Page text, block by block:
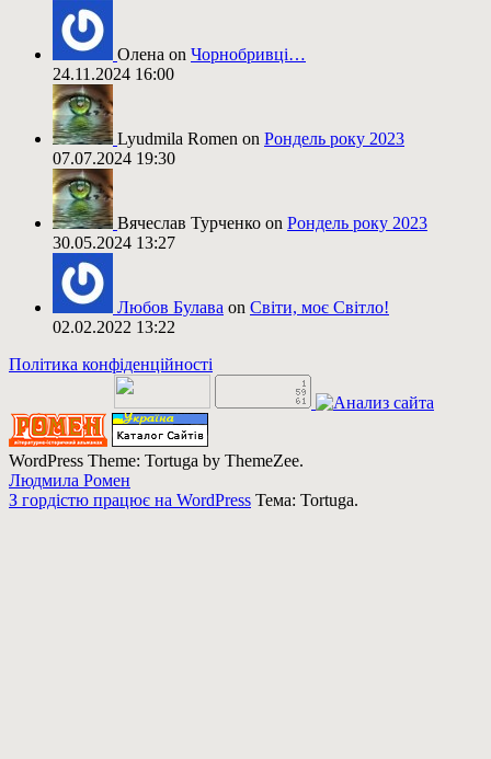
Олена on Чорнобривці…
24.11.2024 16:00
Lyudmila Romen on Рондель року 2023
07.07.2024 19:30
Вячеслав Турченко on Рондель року 2023
30.05.2024 13:27
Любов Булава on Світи, моє Світло!
02.02.2022 13:22
Політика конфіденційності
WordPress Theme: Tortuga by ThemeZee.
Людмила Ромен
З гордістю працює на WordPress Тема: Tortuga.